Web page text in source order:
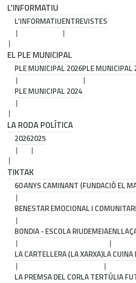
L'INFORMATIU
L'INFORMATIUENTREVISTES
EL PLE MUNICIPAL
PLE MUNICIPAL 2026PLE MUNICIPAL
PLE MUNICIPAL 2024
LA RODA POLÍTICA
20262025
TIKTAK
60 ANYS CAMINANT (FUNDACIÓ EL
BENESTAR EMOCIONAL I COMUNITARI
BONDIA - ESCOLA RIUDEMEIA
LA CARTELLERA (LA XARXA)LA CUINA
LA PREMSA DEL CORLA TERTÚLIA